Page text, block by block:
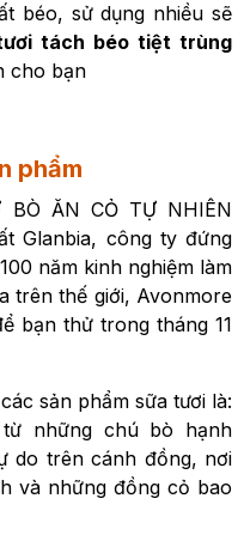
béo, sử dụng nhiều sẽ
tách béo tiệt trùng
cho bạn
phẩm
BÒ ĂN CỎ TỰ NHIÊN
Glanbia, công ty đứng
năm kinh nghiệm làm
trên thế giới, Avonmore
bạn thử trong tháng 11
sản phẩm sữa tươi là:
những chú bò hạnh
do trên cánh đồng, nơi
và những đồng cỏ bao